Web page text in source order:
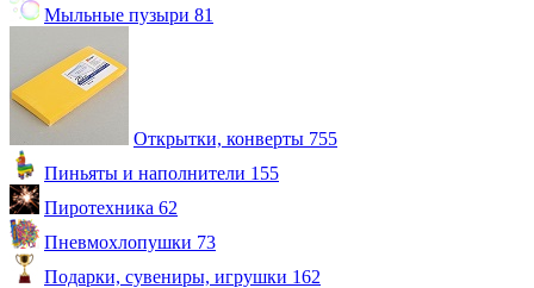
Мыльные пузыри 81
Открытки, конверты 755
Пиньяты и наполнители 155
Пиротехника 62
Пневмохлопушки 73
Подарки, сувениры, игрушки 162